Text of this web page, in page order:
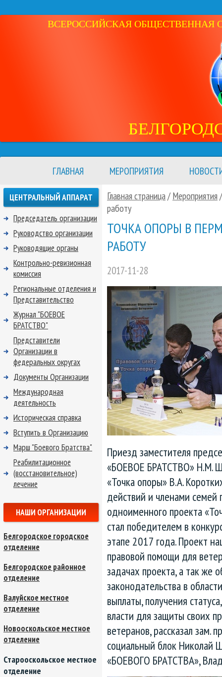
ВСЕРОССИЙСКАЯ ОБЩЕСТВЕННАЯ
ГЛАВНАЯ МЕРОПРИЯТИЯ
Главная страница/ Мероприятия
работу
ТОЧКА ОПОРЫ В
РАБОТУ
2017-11-28
Приезд заместителя
«БОЕВОЕ БРАТСТВО» Н.М.
«Точка опоры» В.А.
действий и членами семей
одноименного проекта
стал победителем в
этапе 2017 года. Проект
правовой помощи для
задачах проекта, а так же
законодательства в
выплаты, получения
власти для защиты своих
ветеранов, рассказал
социальный блок Николай
«БОЕВОГО БРАТСТВА»,
ЦЕНТРАЛЬНЫЙ АППАРАТ
Председатель организации
Руководство организации
Руководящие органы
Контрольно-ревизионная
комиссия
Региональные отделения и
Представительство
Журнал "БОЕВОЕ
БРАТСТВО"
Представители
Организации в
федеральных округах
Документы Организации
Международная
деятельность
Историческая справка
Вступить в Организацию
Марш "Боевого Братства"
Реабилитационное
(восстановительное)
лечение
НАШИ ОРГАНИЗАЦИИ
Белгородское городское
отделение
Белгородское районное
отделение
Валуйское местное
отделение
Новооскольское местное
отделение
Старооскольское местное
отделение